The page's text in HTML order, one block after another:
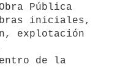
Pública
iniciales,
explotación
de la